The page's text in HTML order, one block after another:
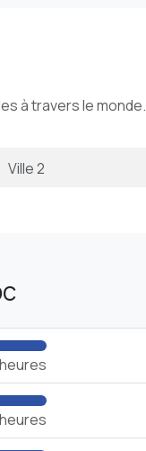
à travers le monde.
heures
heures